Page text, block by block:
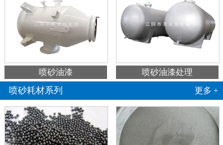
喷砂油漆 喷砂油漆处理
喷砂耗材系列 更多 +